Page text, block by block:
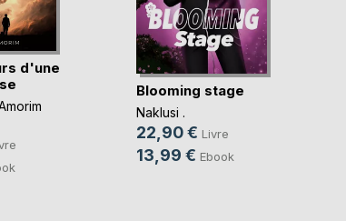
d'une
Blooming stage
Naklusi .
22,90 € Livre
13,99 € Ebook